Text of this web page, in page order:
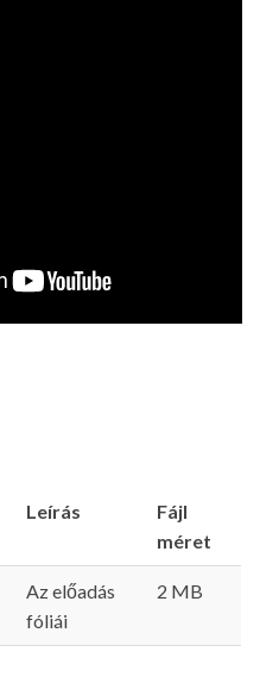
Leírás
Fájl
méret
Az előadás
fóliái
2 MB